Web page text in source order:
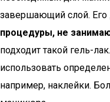
завершающий слой. Его
процедуры, не
подходит такой гель-
использовать
например, наклейки.